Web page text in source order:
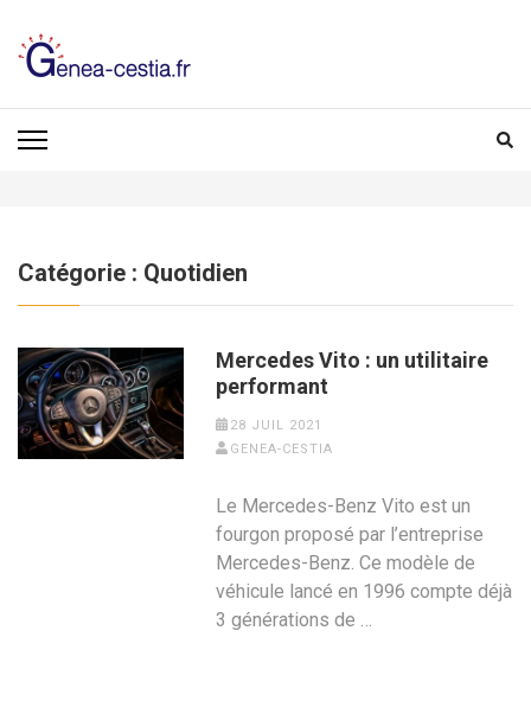
contenu
Entrée)
GENEA-CESTIA.FR
Catégorie : Quotidien
Mercedes Vito : un utilitaire
performant
28 JUIL 2021
GENEA-CESTIA
Le Mercedes-Benz Vito est un
fourgon proposé par l’entreprise
Mercedes-Benz. Ce modèle de
véhicule lancé en 1996 compte déjà
3 générations de …